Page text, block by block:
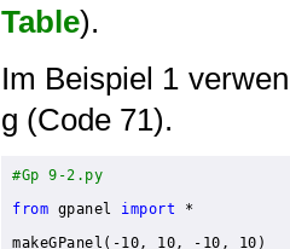
Table).
Im Beispiel 1
g (Code 71).
#Gp 9-2.py
from gpanel import *
makeGPanel(-10, 10, -10, 10)